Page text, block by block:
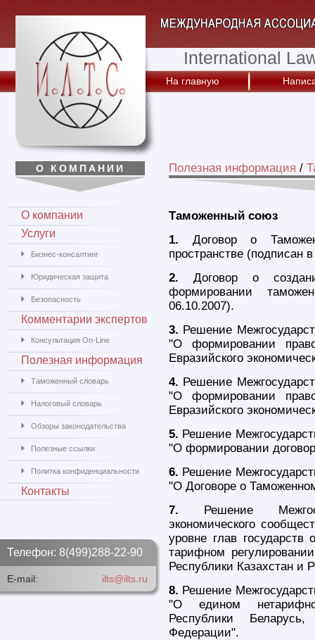
International
На главную
Полезная информация /
Таможенный союз
1. Договор о
пространстве (подписан
2. Договор о
формировании
06.10.2007).
3. Решение
"О формировании
Евразийского
4. Решение
"О формировании
Евразийского
5. Решение
"О формировании
6. Решение
"О Договоре о
7. Решение
экономического
уровне глав
тарифном
Республики Казахстан и
8. Решение
"О едином
Республики
Федерации".
О КОМПАНИИ
О компании
Услуги
Бизнес-консалтинг
Юридическая защита
Безопасность
Комментарии экспертов
Консультация On-Line
Полезная информация
Таможенный словарь
Налоговый словарь
Обзоры законодательства
Полезные ссылки
Политка конфиденциальности
Контакты
Телефон: 8(499)288-22-90
E-mail: ilts@ilts.ru